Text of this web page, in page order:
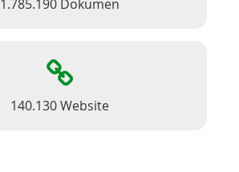
1.785.190 Dokumen
140.130 Website